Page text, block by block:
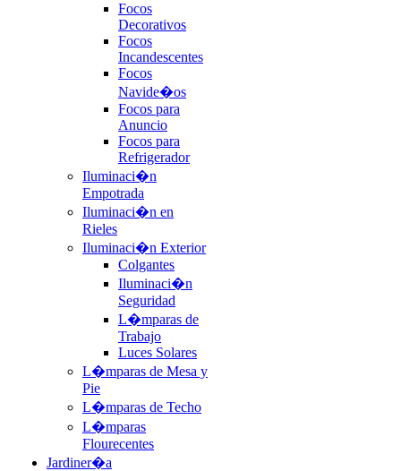
Focos
Decorativos
Focos
Incandescentes
Focos
Navide�os
Focos para
Anuncio
Focos para
Refrigerador
Iluminaci�n
Empotrada
Iluminaci�n en
Rieles
Iluminaci�n Exterior
Colgantes
Iluminaci�n
Seguridad
L�mparas de
Trabajo
Luces Solares
L�mparas de Mesa y
Pie
L�mparas de Techo
L�mparas
Flourecentes
Jardiner�a